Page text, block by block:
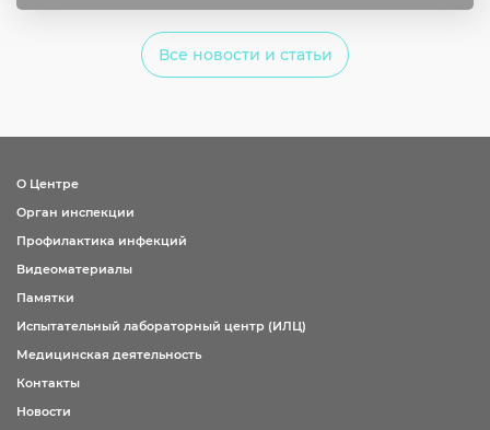
Все новости и статьи
О Центре
Орган инспекции
Профилактика инфекций
Видеоматериалы
Памятки
Испытательный лабораторный центр (ИЛЦ)
Медицинская деятельность
Контакты
Новости